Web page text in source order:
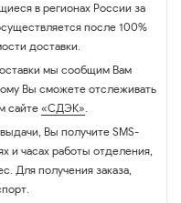
в регионах России за
после 100%
доставки.
мы сообщим Вам
Вы сможете отслеживать
сайте «СДЭК».
Вы получите SMS-
и часах работы отделения,
Для получения заказа,